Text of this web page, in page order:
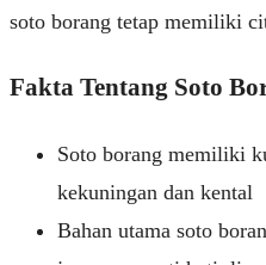
soto borang tetap memiliki
Fakta Tentang Soto
Soto borang memiliki
kekuningan dan kental
Bahan utama soto